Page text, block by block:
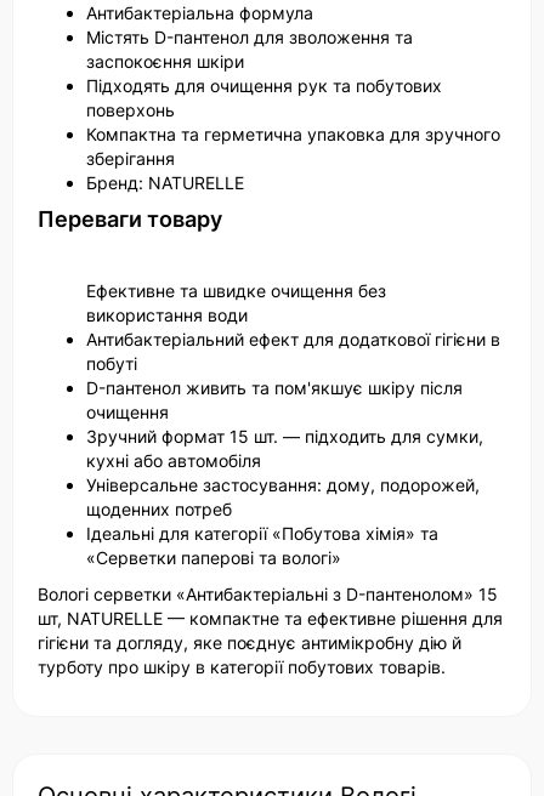
Антибактеріальна формула
Містять D-пантенол для зволоження та
заспокоєння шкіри
Підходять для очищення рук та побутових
поверхонь
Компактна та герметична упаковка для зручного
зберігання
Бренд: NATURELLE
Переваги товару
Ефективне та швидке очищення без
використання води
Антибактеріальний ефект для додаткової гігієни в
побуті
D-пантенол живить та пом'якшує шкіру після
очищення
Зручний формат 15 шт. — підходить для сумки,
кухні або автомобіля
Універсальне застосування: дому, подорожей,
щоденних потреб
Ідеальні для категорії «Побутова хімія» та
«Серветки паперові та вологі»
Вологі серветки «Антибактеріальні з D-пантенолом» 15
шт, NATURELLE — компактне та ефективне рішення для
гігієни та догляду, яке поєднує антимікробну дію й
турботу про шкіру в категорії побутових товарів.